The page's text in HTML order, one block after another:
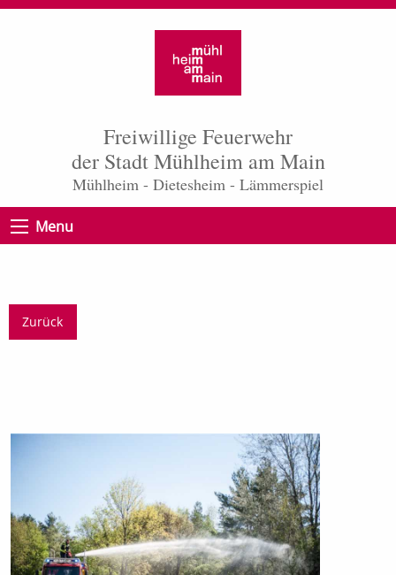
Freiwillige Feuerwehr
der Stadt Mühlheim am Main
Mühlheim - Dietesheim - Lämmerspiel
Menu
Zurück